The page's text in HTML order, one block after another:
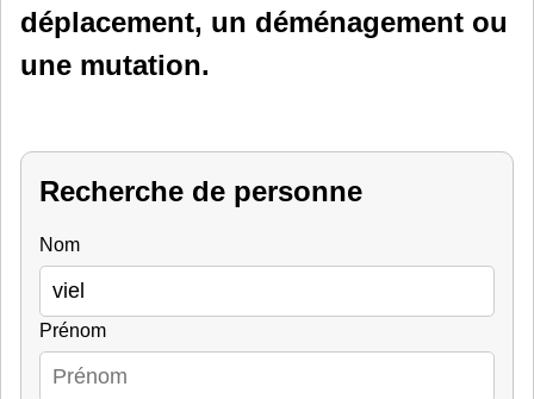
déplacement, un déménagement ou
une mutation.
Recherche de personne
Nom
Prénom